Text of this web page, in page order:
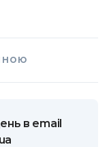
в email